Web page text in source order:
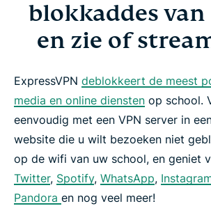
blokkaddes van
en zie of
ExpressVPN deblokkeert de meest
media en online diensten op school.
eenvoudig met een VPN server in
website die u wilt bezoeken niet
op de wifi van uw school, en geniet
Twitter, Spotify, WhatsApp,
Pandora en nog veel meer!